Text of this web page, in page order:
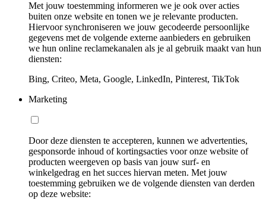
Met jouw toestemming informeren we je ook over acties
buiten onze website en tonen we je relevante producten.
Hiervoor synchroniseren we jouw gecodeerde persoonlijke
gegevens met de volgende externe aanbieders en gebruiken
we hun online reclamekanalen als je al gebruik maakt van hun
diensten:
Bing, Criteo, Meta, Google, LinkedIn, Pinterest, TikTok
Marketing
Door deze diensten te accepteren, kunnen we advertenties,
gesponsorde inhoud of kortingsacties voor onze website of
producten weergeven op basis van jouw surf- en
winkelgedrag en het succes hiervan meten. Met jouw
toestemming gebruiken we de volgende diensten van derden
op deze website: